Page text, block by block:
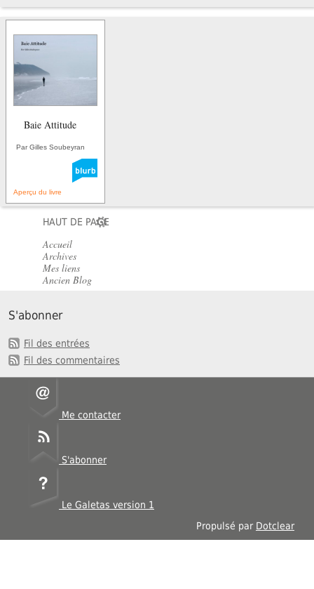
Baie Attitude
Par Gilles Soubeyran
Aperçu du livre
HAUT DE PAGE
Accueil
Archives
Mes liens
Ancien Blog
S'abonner
Fil des entrées
Fil des commentaires
Me contacter
S'abonner
Le Galetas version 1
Propulsé par Dotclear